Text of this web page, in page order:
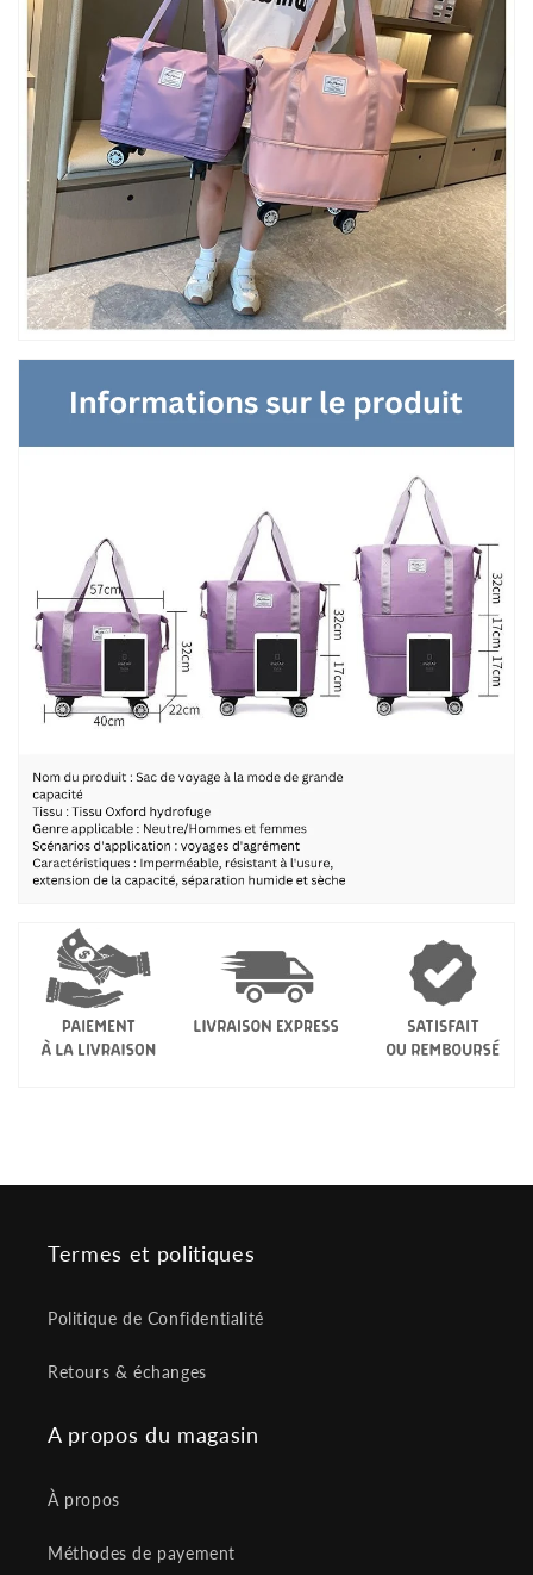
Termes et politiques
Politique de Confidentialité
Retours & échanges
A propos du magasin
À propos
Méthodes de payement